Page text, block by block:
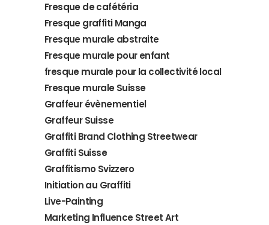
Fresque de cafétéria
Fresque graffiti Manga
Fresque murale abstraite
Fresque murale pour enfant
fresque murale pour la collectivité local
Fresque murale Suisse
Graffeur évènementiel
Graffeur Suisse
Graffiti Brand Clothing Streetwear
Graffiti Suisse
Graffitismo Svizzero
Initiation au Graffiti
Live-Painting
Marketing Influence Street Art